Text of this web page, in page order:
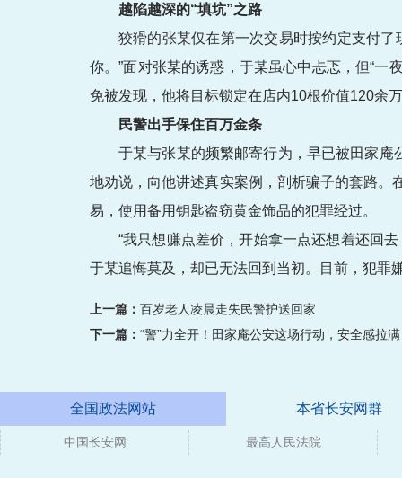
越陷越深的“填坑”之路
狡猾的张某仅在第一次交易时按约定支付
你。”面对张某的诱惑，于某虽心中忐忑，但“一
免被发现，他将目标锁定在店内10根价值120余
民警出手保住百万金条
于某与张某的频繁邮寄行为，早已被田家
地劝说，向他讲述真实案例，剖析骗子的套路
易，使用备用钥匙盗窃黄金饰品的犯罪经过。
“我只想赚点差价，开始拿一点还想着还回
于某追悔莫及，却已无法回到当初。目前，犯罪
上一篇： 百岁老人凌晨走失民警护送回家
下一篇： “警”力全开！田家庵公安这场行动，安全感拉满
全国政法网站 本省长安网群
媒体
中国长安网 最高人民法院